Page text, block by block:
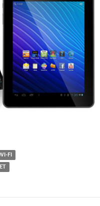
засветился на
FI